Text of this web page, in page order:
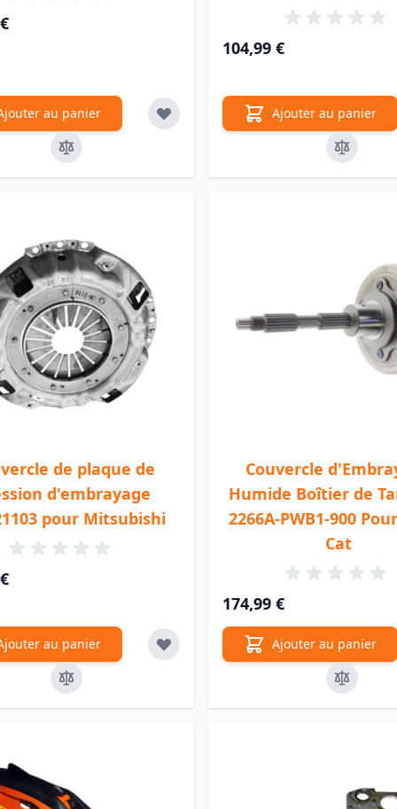
au panier
104,99 €
Ajouter au panier
de plaque de
d'embrayage
pour Mitsubishi
au panier
Couvercle
Humide Boîtier de
2266A-PWB1-900
Cat
174,99 €
Ajouter au panier